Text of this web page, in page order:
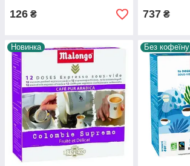
126 ₴ 737 ₴
Новинка Без кофеїну